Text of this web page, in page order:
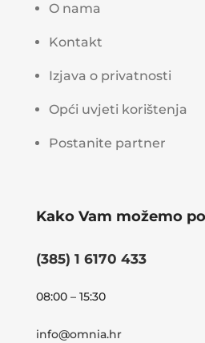
O nama
Kontakt
Izjava o privatnosti
Opći uvjeti korištenja
Postanite partner
Kako Vam možemo
(385) 1 6170 433
08:00 – 15:30
info@omnia.hr